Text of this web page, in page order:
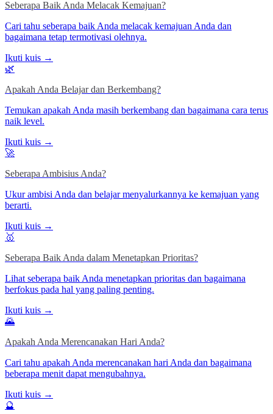
Seberapa Baik Anda Melacak Kemajuan?
Cari tahu seberapa baik Anda melacak kemajuan Anda dan
bagaimana tetap termotivasi olehnya.
Ikuti kuis →
🌿
Apakah Anda Belajar dan Berkembang?
Temukan apakah Anda masih berkembang dan bagaimana cara terus
naik level.
Ikuti kuis →
🚀
Seberapa Ambisius Anda?
Ukur ambisi Anda dan belajar menyalurkannya ke kemajuan yang
berarti.
Ikuti kuis →
🥇
Seberapa Baik Anda dalam Menetapkan Prioritas?
Lihat seberapa baik Anda menetapkan prioritas dan bagaimana
berfokus pada hal yang paling penting.
Ikuti kuis →
🌄
Apakah Anda Merencanakan Hari Anda?
Cari tahu apakah Anda merencanakan hari Anda dan bagaimana
beberapa menit dapat mengubahnya.
Ikuti kuis →
🔮